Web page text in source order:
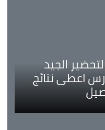
الجيد
اعطى نتائج